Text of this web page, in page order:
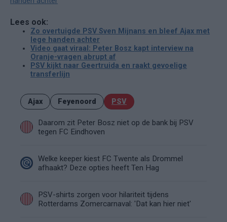
Lees ook:
Zo overtuigde PSV Sven Mijnans en bleef Ajax met
lege handen achter
Video gaat viraal: Peter Bosz kapt interview na
Oranje-vragen abrupt af
PSV kijkt naar Geertruida en raakt gevoelige
transferlijn
Ajax Feyenoord PSV
Daarom zit Peter Bosz niet op de bank bij PSV
tegen FC Eindhoven
Welke keeper kiest FC Twente als Drommel
afhaakt? Deze opties heeft Ten Hag
PSV-shirts zorgen voor hilariteit tijdens
Rotterdams Zomercarnaval: 'Dat kan hier niet'